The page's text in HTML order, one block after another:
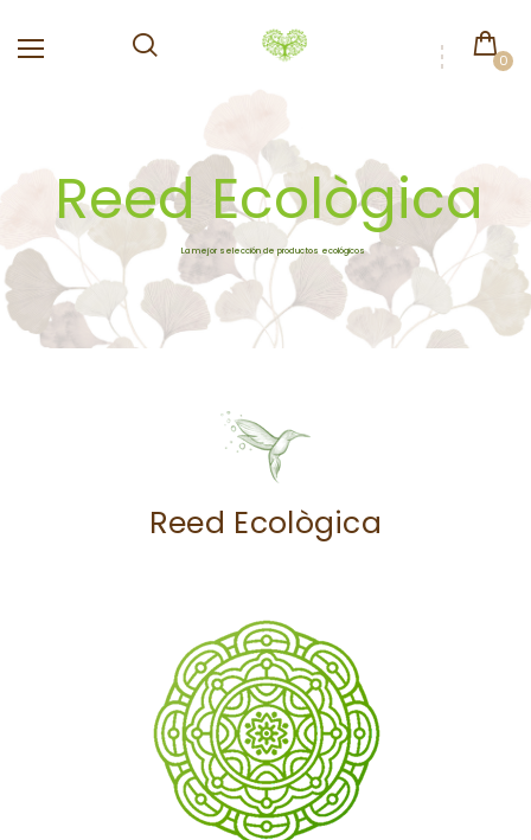
0
Reed Ecològica
La mejor selección de productos ecológicos
Reed Ecològica